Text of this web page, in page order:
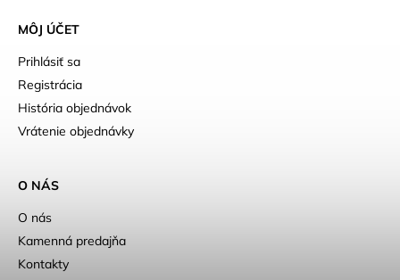
MÔJ ÚČET
Prihlásiť sa
Registrácia
História objednávok
Vrátenie objednávky
O NÁS
O nás
Kamenná predajňa
Kontakty